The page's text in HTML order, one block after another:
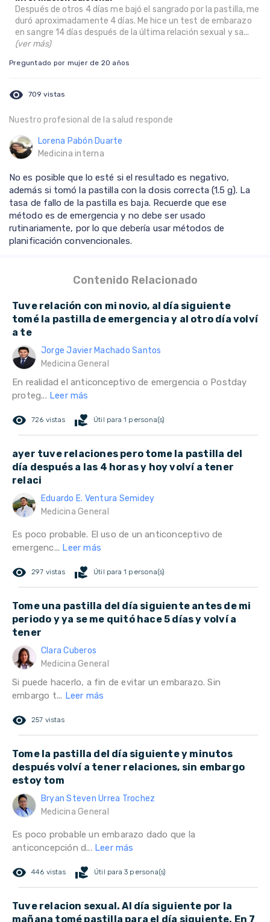
Después de otros 4 días me bajó el sangrado por la pastilla, me
duró aproximadamente 4 días. Me hice un test de embarazo
en sangre 14 días después de la última relación sexual y sa...
(ver más)
Preguntado por mujer de 20 años
visibility 709 vistas
Nuestro profesional de la salud responde
Lorena Pabón Duarte
Medicina interna
No es posible que lo esté si el resultado es negativo,
además si tomó la pastilla con la dosis correcta (1.5 g). La
tasa de fallo de la pastilla es baja. Recuerde que ese
método es de emergencia y no debe ser usado
rutinariamente, por lo que debería usar métodos de
planificación convencionales.
Contenido Relacionado
Tuve relación con mi novio, al día siguiente
tomé la pastilla de emergencia y al otro día volví
a te
Jorge Javier Machado Santos
Medicina General
En realidad el anticonceptivo de emergencia o Postday
proteg... Leer más
remove_red_eye 726 vistas volunteer_activism Útil para 1 persona(s)
ayer tuve relaciones pero tome la pastilla del
día después a las 4 horas y hoy volví a tener
relaci
Eduardo E. Ventura Semidey
Medicina General
Es poco probable. El uso de un anticonceptivo de
emergenc... Leer más
remove_red_eye 297 vistas volunteer_activism Útil para 1 persona(s)
Tome una pastilla del día siguiente antes de mi
periodo y ya se me quitó hace 5 días y volví a
tener
Clara Cuberos
Medicina General
Si puede hacerlo, a fin de evitar un embarazo. Sin
embargo t... Leer más
remove_red_eye 257 vistas
Tome la pastilla del día siguiente y minutos
después volví a tener relaciones, sin embargo
estoy tom
Bryan Steven Urrea Trochez
Medicina General
Es poco probable un embarazo dado que la
anticoncepción d... Leer más
remove_red_eye 446 vistas volunteer_activism Útil para 3 persona(s)
Tuve relacion sexual. Al día siguiente por la
mañana tomé pastilla para el día siguiente. En 7